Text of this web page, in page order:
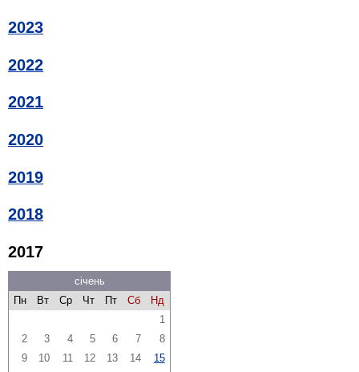
2023
2022
2021
2020
2019
2018
2017
січень
Пн
Вт Ср Чт Пт Сб
Нд
1
2
3 4 5 6 7
8
9
10 11 12 13 14
15